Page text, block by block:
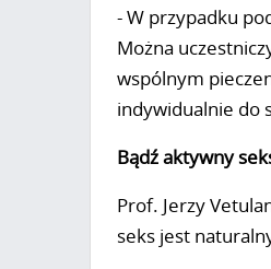
- W przypadku
Można
wspólnym
indywidualnie do
Bądź aktywny
Prof. Jerzy
seks jest